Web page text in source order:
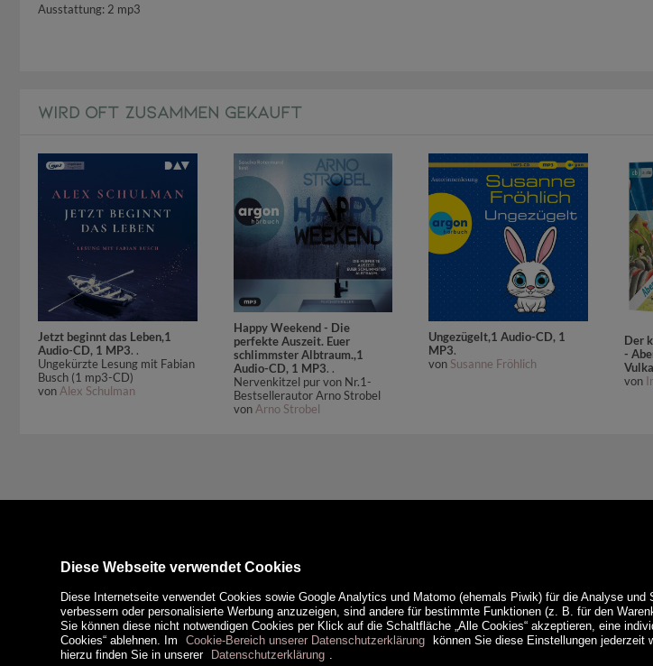
Ausstattung: 2 mp3
WIRD OFT ZUSAMMEN GEKAUFT
Jetzt beginnt das Leben,1
Audio-CD, 1 MP3. .
Ungekürzte Lesung mit Fabian
Busch (1 mp3-CD)
von Alex Schulman
Happy Weekend - Die
perfekte Auszeit. Euer
schlimmster Albtraum.,1
Audio-CD, 1 MP3. .
Nervenkitzel pur von Nr.1-
Bestsellerautor Arno Strobel
vonArno Strobel
Ungezügelt,1 Audio-CD, 1
MP3.
von Susanne Fröhlich
Der
-
von
Diese Webseite verwendet Cookies
Diese Internetseite verwendet Cookies sowie Google Analytics und Matomo (ehemals Piwik) für die Analyse
verbessern oder personalisierte Werbung anzuzeigen, sind andere für bestimmte Funktionen (z. B. für den
Sie können diese nicht notwendigen Cookies per Klick auf die Schaltfläche „Alle Cookies“ akzeptieren, eine
Cookies“ ablehnen. Im
Cookie-Bereich unserer Datenschutzerklärung
können Sie diese Einstellungen jederzeit
hierzu finden Sie in unserer
Datenschutzerklärung